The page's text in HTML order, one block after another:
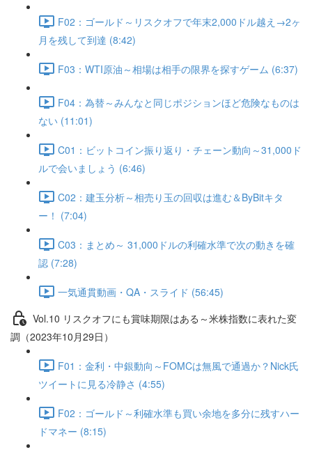
F02：ゴールド～リスクオフで年末2,000ドル越え→2ヶ
月を残して到達 (8:42)
F03：WTI原油～相場は相手の限界を探すゲーム (6:37)
F04：為替～みんなと同じポジションほど危険なものは
ない (11:01)
C01：ビットコイン振り返り・チェーン動向～31,000ド
ルで会いましょう (6:46)
C02：建玉分析～相売り玉の回収は進む＆ByBitキタ
ー！ (7:04)
C03：まとめ～ 31,000ドルの利確水準で次の動きを確
認 (7:28)
一気通貫動画・QA・スライド (56:45)
Vol.10 リスクオフにも賞味期限はある～米株指数に表れた変
調（2023年10月29日）
F01：金利・中銀動向～FOMCは無風で通過か？Nick氏
ツイートに見る冷静さ (4:55)
F02：ゴールド～利確水準も買い余地を多分に残すハー
ドマネー (8:15)